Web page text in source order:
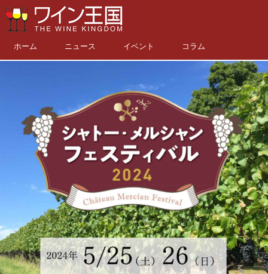
ホーム ニュース イベント コラム